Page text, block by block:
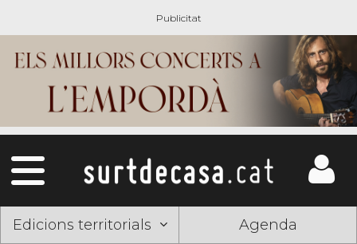
Edicions territorials Agenda